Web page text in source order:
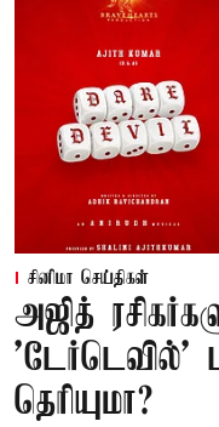
சினிமா செய்திகள்
அஜித்
'டேர்டெவில்'
தெரியுமா?